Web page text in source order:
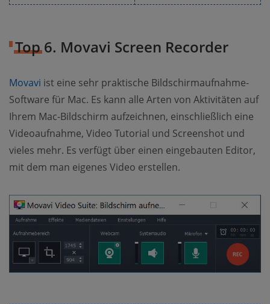
Top 6. Movavi Screen Recorder
Movavi ist eine sehr praktische Bildschirmaufnahme-
Software für Mac. Es kann alle Arten von Aktivitäten auf
Ihrem Mac-Bildschirm aufzeichnen, einschließlich eine
Videoaufnahme, Video Tutorial und Screenshot und
vieles mehr. Es verfügt über einen eingebauten Editor,
mit dem man eigenes Video erstellen.